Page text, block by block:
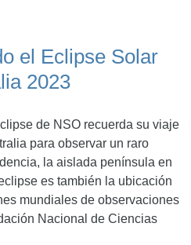
el Eclipse Solar
2023
de NSO recuerda su viaje
para observar un raro
la aislada península en
es también la ubicación
mundiales de observaciones
Nacional de Ciencias